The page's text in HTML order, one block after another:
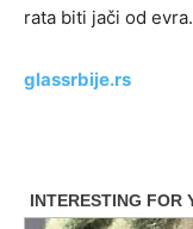
rata biti jači od evra.
glassrbije.rs